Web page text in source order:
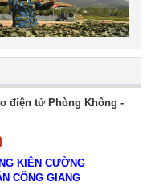
điện tử Phòng Không -
KIÊN CƯỜNG
CÔNG GIANG